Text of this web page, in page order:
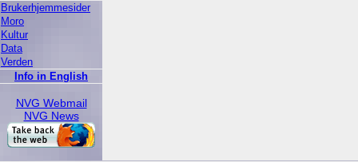
Brukerhjemmesider
Moro
Kultur
Data
Verden
Info in English
NVG Webmail
NVG News